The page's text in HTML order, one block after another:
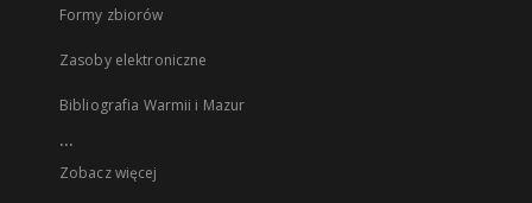
Formy zbiorów
Zasoby elektroniczne
Bibliografia Warmii i Mazur
...
Zobacz więcej